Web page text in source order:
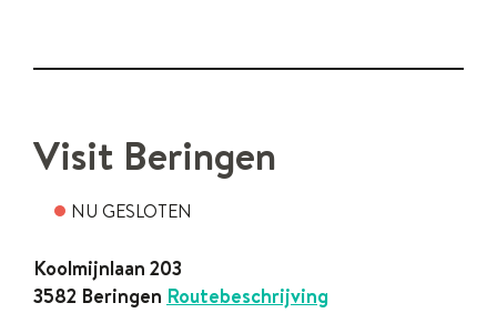
Visit Beringen
NU GESLOTEN
Contact
Koolmijnlaan 203
,3582 Beringen Routebeschrijving